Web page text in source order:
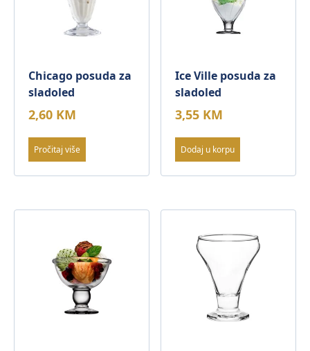
Chicago posuda za
sladoled
2,60 KM
Pročitaj više
Ice Ville posuda za
sladoled
3,55 KM
Dodaj u korpu